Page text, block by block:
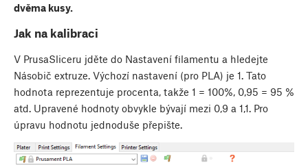
dvěma kusy.
Jak na kalibraci
V PrusaSliceru jděte do Nastavení filamentu a hledejte
Násobič extruze. Výchozí nastavení (pro PLA) je 1. Tato
hodnota reprezentuje procenta, takže 1 = 100%, 0,95 = 95 %
atd. Upravené hodnoty obvykle bývají mezi 0,9 a 1,1. Pro
úpravu hodnotu jednoduše přepište.